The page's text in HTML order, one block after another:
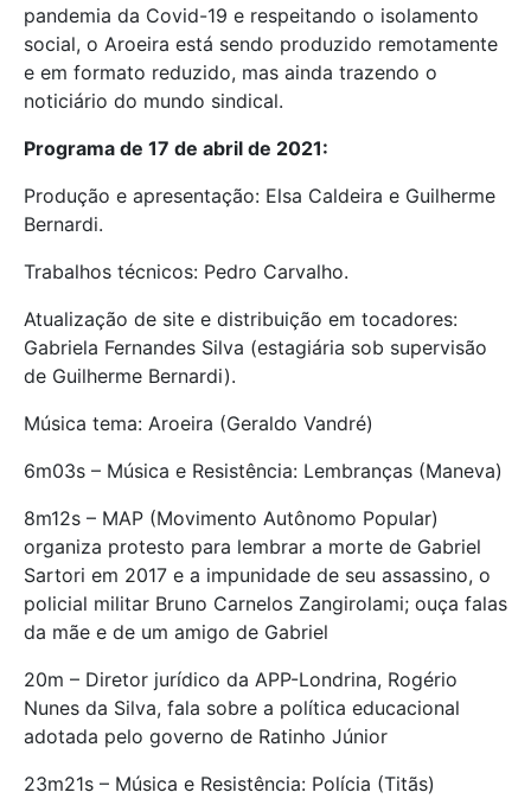
pandemia da Covid-19 e respeitando o isolamento
social, o Aroeira está sendo produzido remotamente
e em formato reduzido, mas ainda trazendo o
noticiário do mundo sindical.
Programa de 17 de abril de 2021:
Produção e apresentação: Elsa Caldeira e Guilherme
Bernardi.
Trabalhos técnicos: Pedro Carvalho.
Atualização de site e distribuição em tocadores:
Gabriela Fernandes Silva (estagiária sob supervisão
de Guilherme Bernardi).
Música tema: Aroeira (Geraldo Vandré)
6m03s – Música e Resistência: Lembranças (Maneva)
8m12s – MAP (Movimento Autônomo Popular)
organiza protesto para lembrar a morte de Gabriel
Sartori em 2017 e a impunidade de seu assassino, o
policial militar Bruno Carnelos Zangirolami; ouça falas
da mãe e de um amigo de Gabriel
20m – Diretor jurídico da APP-Londrina, Rogério
Nunes da Silva, fala sobre a política educacional
adotada pelo governo de Ratinho Júnior
23m21s – Música e Resistência: Polícia (Titãs)